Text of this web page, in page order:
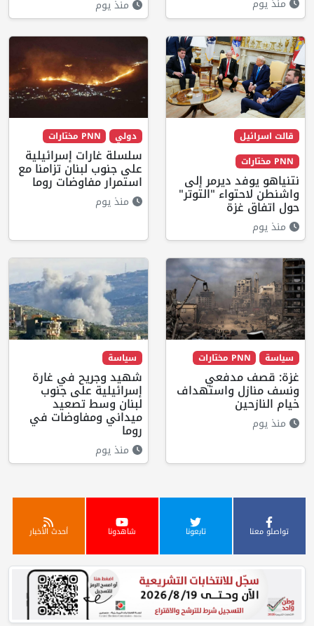
منذ يوم منذ يوم
قالت اسرائيل
PNN مختارات
نتنياهو يوفد ديرمر إلى
واشنطن لاحتواء "التوتر"
حول اتفاق غزة
منذ يوم
دولي PNN مختارات
سلسلة غارات إسرائيلية
على جنوب لبنان تزامنا مع
استمرار مفاوضات روما
منذ يوم
سياسة PNN مختارات
غزة: قصف مدفعي
ونسف منازل واستهداف
خيام النازحين
منذ يوم
سياسة
شهيد وجريح في غارة
إسرائيلية على جنوب
لبنان وسط تصعيد
ميداني ومفاوضات في
روما
منذ يوم
تواصلو معنا تابعونا شاهدونا أحدث الأخبار